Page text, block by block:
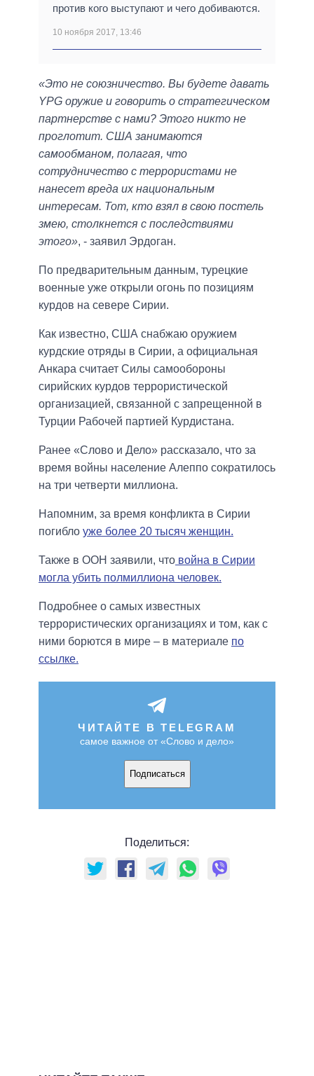
против кого выступают и чего добиваются.
10 ноября 2017, 13:46
«Это не союзничество. Вы будете давать
YPG оружие и говорить о стратегическом
партнерстве с нами? Этого никто не
проглотит. США занимаются
самообманом, полагая, что
сотрудничество с террористами не
нанесет вреда их национальным
интересам. Тот, кто взял в свою постель
змею, столкнется с последствиями
этого», - заявил Эрдоган.
По предварительным данным, турецкие
военные уже открыли огонь по позициям
курдов на севере Сирии.
Как известно, США снабжаю оружием
курдские отряды в Сирии, а официальная
Анкара считает Силы самообороны
сирийских курдов террористической
организацией, связанной с запрещенной в
Турции Рабочей партией Курдистана.
Ранее «Слово и Дело» рассказало, что за
время войны население Алеппо сократилось
на три четверти миллиона.
Напомним, за время конфликта в Сирии
погибло уже более 20 тысяч женщин.
Также в ООН заявили, что война в Сирии
могла убить полмиллиона человек.
Подробнее о самых известных
террористических организациях и том, как с
ними борются в мире – в материале по
ссылке.
ЧИТАЙТЕ В TELEGRAM
самое важное от «Слово и дело»
Подписаться
Поделиться: